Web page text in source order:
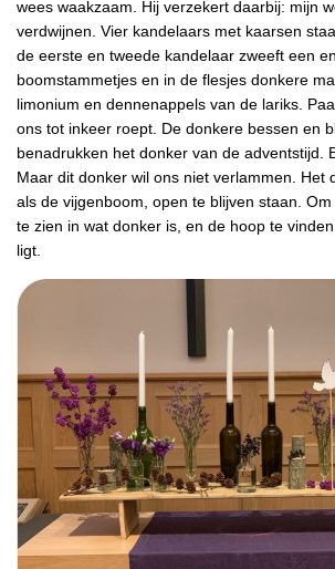
wees waakzaam. Hij verzekert daarbij: mijn
verdwijnen. Vier kandelaars met kaarsen
de eerste en tweede kandelaar zweeft een
boomstammetjes en in de flesjes donkere
limonium en dennenappels van de lariks.
ons tot inkeer roept. De donkere bessen en
benadrukken het donker van de adventstijd.
Maar dit donker wil ons niet verlammen. Het
als de vijgenboom, open te blijven staan.
te zien in wat donker is, en de hoop te
ligt.